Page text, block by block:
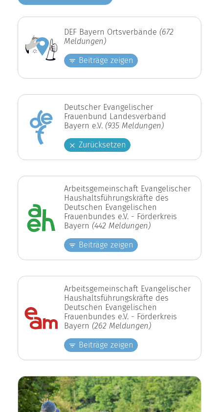
DEF Bayern Ortsverbände (672
Meldungen)
Beiträge zeigen
Deutscher Evangelischer
Frauenbund Landesverband
Bayern e.V. (935 Meldungen)
Zurücksetzen
Arbeitsgemeinschaft Evangelischer
Haushaltsführungskräfte des
Deutschen Evangelischen
Frauenbundes e.V. - Förderkreis
Bayern (442 Meldungen)
Beiträge zeigen
Arbeitsgemeinschaft Evangelischer
Haushaltsführungskräfte des
Deutschen Evangelischen
Frauenbundes e.V. - Förderkreis
Bayern (262 Meldungen)
Beiträge zeigen